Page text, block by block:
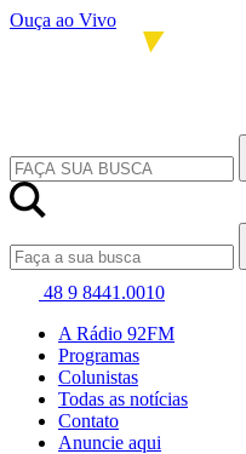
Ouça ao Vivo
48 9 8441.0010
A Rádio 92FM
Programas
Colunistas
Todas as notícias
Contato
Anuncie aqui